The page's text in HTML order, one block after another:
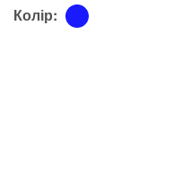
Колір: